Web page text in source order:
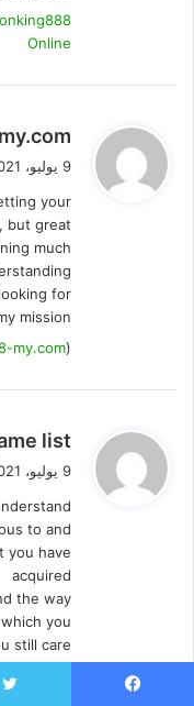
Online
ي
ق
ل
9 يوليو، 2021 الساعة 5:21 ص
your
but great
much
for
mission.
my.com)
ي
ق
ل
list
9 يوليو، 2021 الساعة 4:08 ص
to and
you have
acquired
the way
you
still care
to keep it
you.